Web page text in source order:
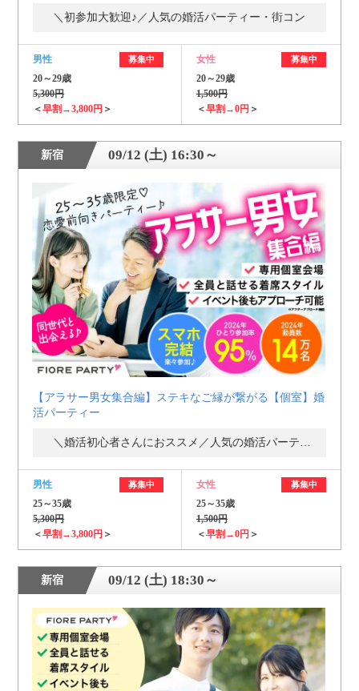
＼初参加大歓迎♪／人気の婚活パーティー・街コン
男性 募集中
20～29歳
5,300円
＜早割→3,800円 ＞
女性 募集中
20～29歳
1,500円
＜早割→0円 ＞
新宿 09/12 (土) 16:30～
【アラサー男女集合編】ステキなご縁が繋がる【個室】婚
活パーティー
＼婚活初心者さんにおススメ／人気の婚活パーティー・街コン
男性 募集中
25～35歳
5,300円
＜早割→3,800円 ＞
女性 募集中
25～35歳
1,500円
＜早割→0円 ＞
新宿 09/12 (土) 18:30～